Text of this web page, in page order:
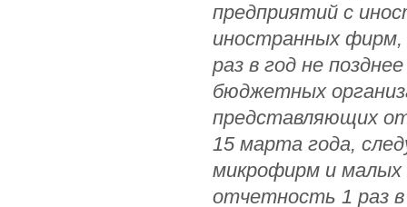
предприятий с
иностранных
раз в год не
бюджетных
представляющих
15 марта года,
микрофирм и
отчетность 1 раз в